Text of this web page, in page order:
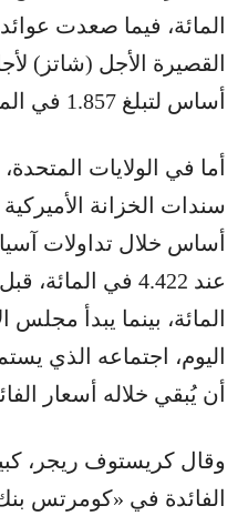
المائة، فيما صعدت
أساس لتبلغ 1.857 في المائة.
أما في الولايات
أساس خلال تداولات
المائة، بينما يبدأ مجلس
اليوم، اجتماعه الذي
أن يُبقي خلاله أسعار
وقال كريستوف ريجر،
الفائدة في «كومرتس